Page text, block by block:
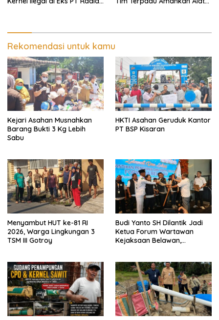
Rekomendasi untuk kamu
Kejari Asahan Musnahkan
Barang Bukti 3 Kg Lebih
Sabu
HKTI Asahan Geruduk Kantor
PT BSP Kisaran
Menyambut HUT ke-81 RI
2026, Warga Lingkungan 3
TSM III Gotroy
Budi Yanto SH Dilantik Jadi
Ketua Forum Wartawan
Kejaksaan Belawan,
Pendampingan Hukum dan
Ekomoni Semua Anggota